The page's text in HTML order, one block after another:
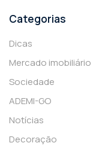
Categorias
Dicas
Mercado imobiliário
Sociedade
ADEMI-GO
Notícias
Decoração